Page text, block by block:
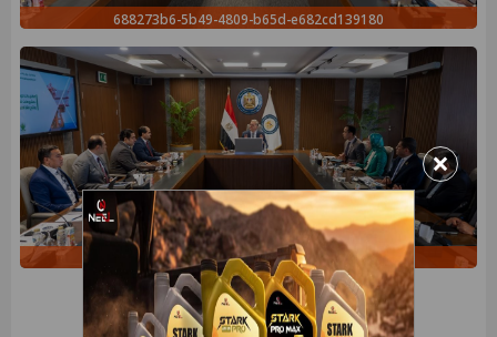
688273b6-5b49-4809-b65d-e682cd139180
80b92656-719b-4219-8dd1-ac7b4712ea07
×